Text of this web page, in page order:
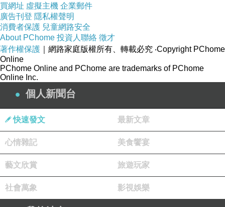
了獨特的生產工藝，將創新與舒適無縫融合，為
顧客提供高品質的運動休閒鞋面。
不論是適應度高的跑鞋，或是時尚舒適的休閒
鞋，德侑實業都能提供專業的製作技術。
對於皮革鞋面，我們了解其需要專業技術與精細
工藝來處理。
我們選用優質的皮料，並利用經驗豐富的技師，
透過精密的裁切和精細的縫製，確保每一雙皮革
鞋面都能展現出細緻的工藝與優雅的質感。
在人造皮革鞋面的代工上，德侑實業致力於環保
理念的實踐。
我們使用高品質的人造皮革，透過獨特的加工技
術，製作出外觀與真皮無異且同時具有耐用性的
買網址 虛擬主機 企業郵件
廣告刊登 隱私權聲明
消費者保護 兒童網路安全
About PChome 投資人聯絡 徵才
著作權保護 ｜網路家庭版權所有、轉載必究 ‧Copyright PChome
Online
PChome Online and PChome are trademarks of PChome
Online Inc.
個人新聞台
快速發文 最新文章
心情雜記 美食饗宴
藝文欣賞 旅遊玩家
社會萬象 影視娛樂